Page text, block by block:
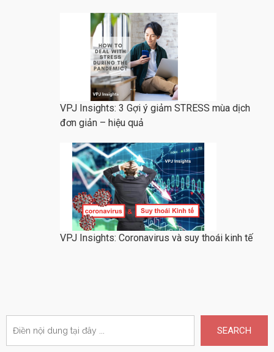
VPJ Insights: 3 Gợi ý giảm STRESS mùa dịch
đơn giản – hiệu quả
VPJ Insights: Coronavirus và suy thoái kinh tế
SEARCH